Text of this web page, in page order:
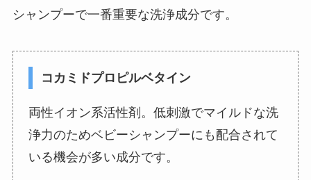
シャンプーで一番重要な洗浄成分です。
コカミドプロピルベタイン
両性イオン系活性剤。低刺激でマイルドな洗
浄力のためベビーシャンプーにも配合されて
いる機会が多い成分です。